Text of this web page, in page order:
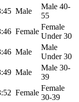
Male
Male 40-
55
Female
Female
Under 30
Male
Male
Under 30
Male
Male 30-
39
Female
Female
30-39